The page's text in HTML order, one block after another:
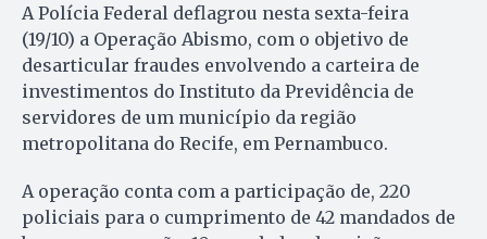
A Polícia Federal deflagrou nesta sexta-feira
(19/10) a Operação Abismo, com o objetivo de
desarticular fraudes envolvendo a carteira de
investimentos do Instituto da Previdência de
servidores de um município da região
metropolitana do Recife, em Pernambuco.
A operação conta com a participação de, 220
policiais para o cumprimento de 42 mandados de